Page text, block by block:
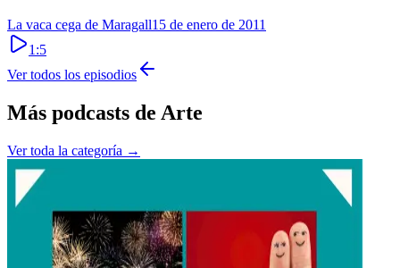
La vaca cega de Maragall15 de enero de 2011
1:5
Ver todos los episodios
Más podcasts de Arte
Ver toda la categoría →